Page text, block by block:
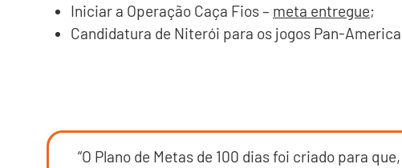
Iniciar a Operação Caça Fios – meta entregue;
Candidatura de Niterói para os jogos Pan-
“O Plano de Metas de 100 dias foi criado para